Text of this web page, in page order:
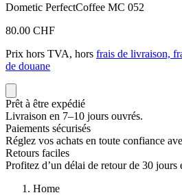
Dometic PerfectCoffee MC 052
80.00 CHF
Prix hors TVA, hors frais de livraison,
de douane
Prêt à être expédié
Livraison en 7–10 jours ouvrés.
Paiements sécurisés
Réglez vos achats en toute confiance
Retours faciles
Profitez d’un délai de retour de 30 jours
Home